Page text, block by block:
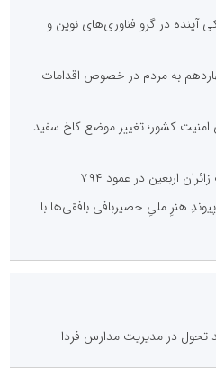
آینده در گرو فناوری‌های نوین و
به مردم در خصوص اقدامات
کشور؛ تغییر موضع کاخ سفید
اربعین در عمود ۷۹۴
هنرِ ملیِ حصیربافی بافقی‌ها با
تحول در مدیریت مدارس فردا